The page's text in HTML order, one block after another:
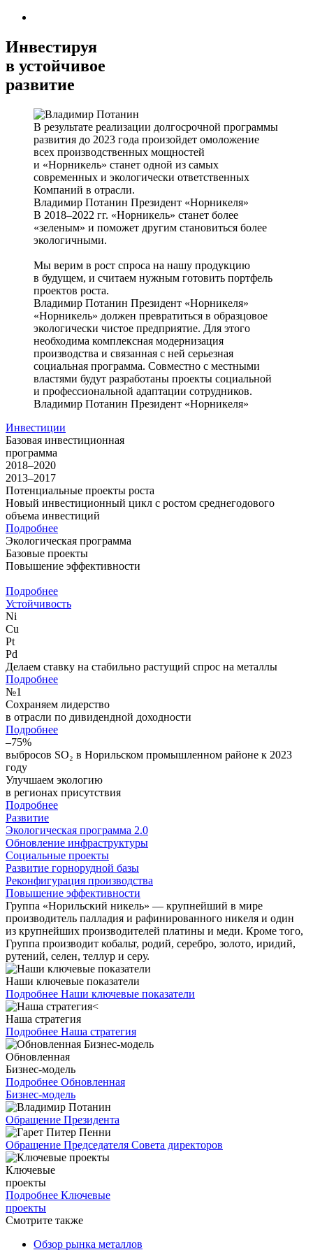
Инвестируя
в устойчивое
развитие
В результате реализации долгосрочной программы
развития до 2023 года произойдет омоложение
всех производственных мощностей
и «Норникель» станет одной из самых
современных и экологически ответственных
Компаний в отрасли.
Владимир Потанин Президент «Норникеля»
В 2018–2022 гг. «Норникель» станет более
«зеленым» и поможет другим становиться более
экологичными.
Мы верим в рост спроса на нашу продукцию
в будущем, и считаем нужным готовить портфель
проектов роста.
Владимир Потанин Президент «Норникеля»
«Норникель» должен превратиться в образцовое
экологически чистое предприятие. Для этого
необходима комплексная модернизация
производства и связанная с ней серьезная
социальная программа. Совместно с местными
властями будут разработаны проекты социальной
и профессиональной адаптации сотрудников.
Владимир Потанин Президент «Норникеля»
Инвестиции
Базовая инвестиционная
программа
2018–2020
2013–2017
Потенциальные проекты роста
Новый инвестиционный цикл с ростом среднегодового
объема инвестиций
Подробнее
Экологическая программа
Базовые проекты
Повышение эффективности
Подробнее
Устойчивость
Ni
Cu
Pt
Pd
Делаем ставку на стабильно растущий спрос на металлы
Подробнее
№1
Сохраняем лидерство
в отрасли по дивидендной доходности
Подробнее
–75%
выбросов SO₂ в Норильском промышленном районе к 2023
году
Улучшаем экологию
в регионах присутствия
Подробнее
Развитие
Экологическая программа 2.0
Обновление инфраструктуры
Социальные проекты
Развитие горнорудной базы
Реконфигурация производства
Повышение эффективности
Группа «Норильский никель» — крупнейший в мире
производитель палладия и рафинированного никеля и один
из крупнейших производителей платины и меди. Кроме того,
Группа производит кобальт, родий, серебро, золото, иридий,
рутений, селен, теллур и серу.
Наши ключевые показатели
Подробнее Наши ключевые показатели
Наша стратегия
Подробнее Наша стратегия
Обновленная
Бизнес-модель
Подробнее Обновленная
Бизнес-модель
Обращение Президента
Обращение Председателя Совета директоров
Ключевые
проекты
Подробнее Ключевые
проекты
Смотрите также
Обзор рынка металлов